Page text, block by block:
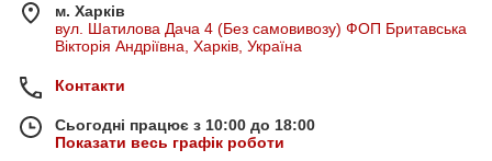
м. Харків
вул. Шатилова Дача 4 (Без самовивозу) ФОП Бритавська
Вікторія Андріївна, Харків, Україна
Контакти
Сьогодні працює з 10:00 до 18:00
Показати весь графік роботи